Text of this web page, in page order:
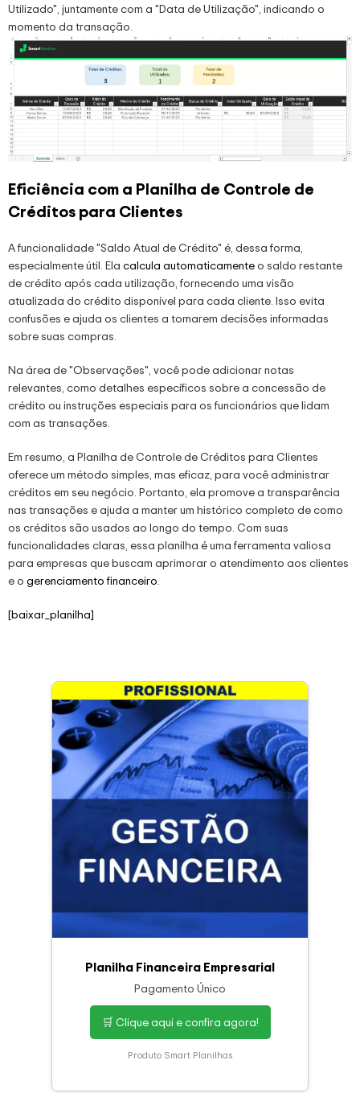
Utilizado", juntamente com a "Data de Utilização", indicando o
momento da transação.
Eficiência com a Planilha de Controle de
Créditos para Clientes
A funcionalidade "Saldo Atual de Crédito" é, dessa forma,
especialmente útil. Ela calcula automaticamenteo saldo restante
de crédito após cada utilização, fornecendo uma visão
atualizada do crédito disponível para cada cliente. Isso evita
confusões e ajuda os clientes a tomarem decisões informadas
sobre suas compras.
Na área de "Observações", você pode adicionar notas
relevantes, como detalhes específicos sobre a concessão de
crédito ou instruções especiais para os funcionários que lidam
com as transações.
Em resumo, a Planilha de Controle de Créditos para Clientes
oferece um método simples, mas eficaz, para você administrar
créditos em seu negócio. Portanto, ela promove a transparência
nas transações e ajuda a manter um histórico completo de como
os créditos são usados ao longo do tempo. Com suas
funcionalidades claras, essa planilha é uma ferramenta valiosa
para empresas que buscam aprimorar o atendimento aos clientes
e o gerenciamento financeiro.
[baixar_planilha]
Planilha Financeira Empresarial
Pagamento Único
🛒 Clique aqui e confira agora!
Produto Smart Planilhas